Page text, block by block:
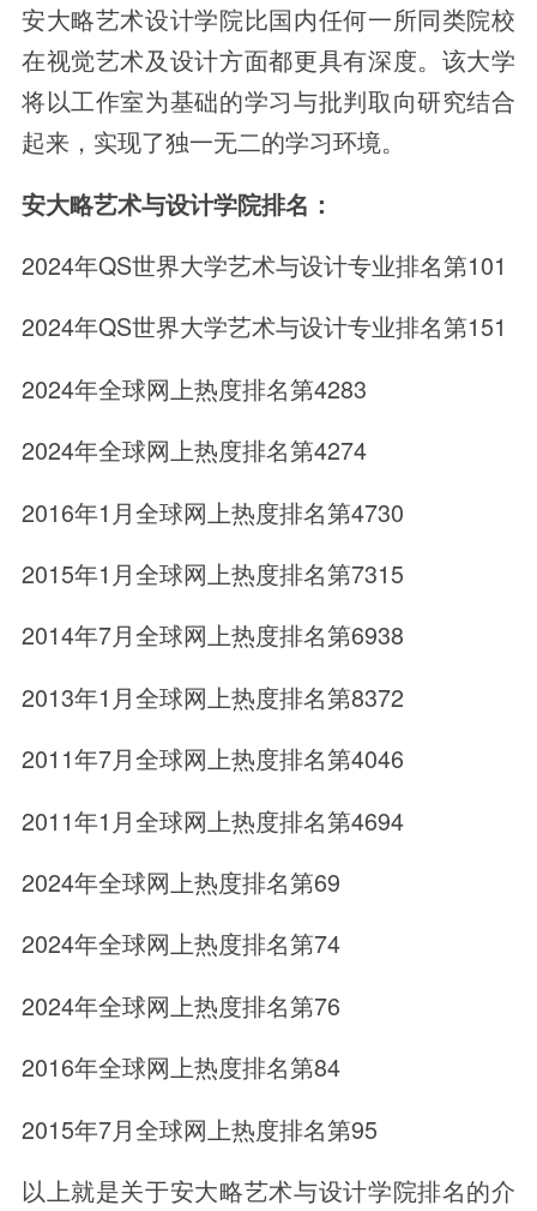
安大略艺术设计学院比国内任何一所同类院校
在视觉艺术及设计方面都更具有深度。该大学
将以工作室为基础的学习与批判取向研究结合
起来，实现了独一无二的学习环境。
安大略艺术与设计学院排名：
2024年QS世界大学艺术与设计专业排名第101
2024年QS世界大学艺术与设计专业排名第151
2024年全球网上热度排名第4283
2024年全球网上热度排名第4274
2016年1月全球网上热度排名第4730
2015年1月全球网上热度排名第7315
2014年7月全球网上热度排名第6938
2013年1月全球网上热度排名第8372
2011年7月全球网上热度排名第4046
2011年1月全球网上热度排名第4694
2024年全球网上热度排名第69
2024年全球网上热度排名第74
2024年全球网上热度排名第76
2016年全球网上热度排名第84
2015年7月全球网上热度排名第95
以上就是关于安大略艺术与设计学院排名的介